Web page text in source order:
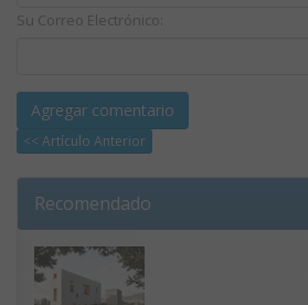
Su Correo Electrónico:
<< Artículo Anterior
Recomendado